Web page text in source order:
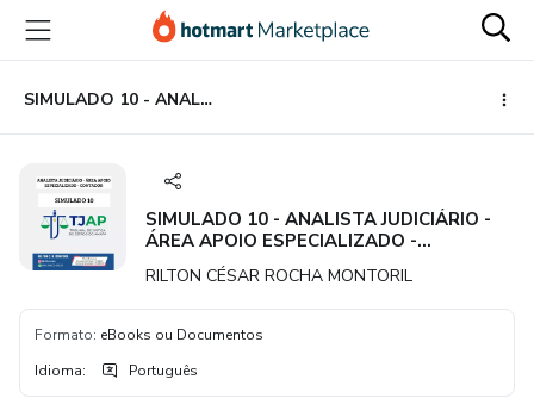
para
conteúdo
principal
para
pagamento
para
rodapé
SIMULADO 10 - ANALISTA JUDICIÁRIO - ÁREA APOIO ESPECIALIZADO - CONTADOR
SIMULADO 10 - ANALISTA JUDICIÁRIO -
ÁREA APOIO ESPECIALIZADO -
CONTADOR
RILTON CÉSAR ROCHA MONTORIL
Formato: eBooks ou Documentos
Idioma: Português